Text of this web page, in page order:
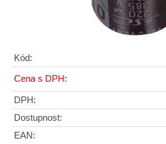
Kód:
Cena s DPH:
DPH:
Dostupnost:
EAN: